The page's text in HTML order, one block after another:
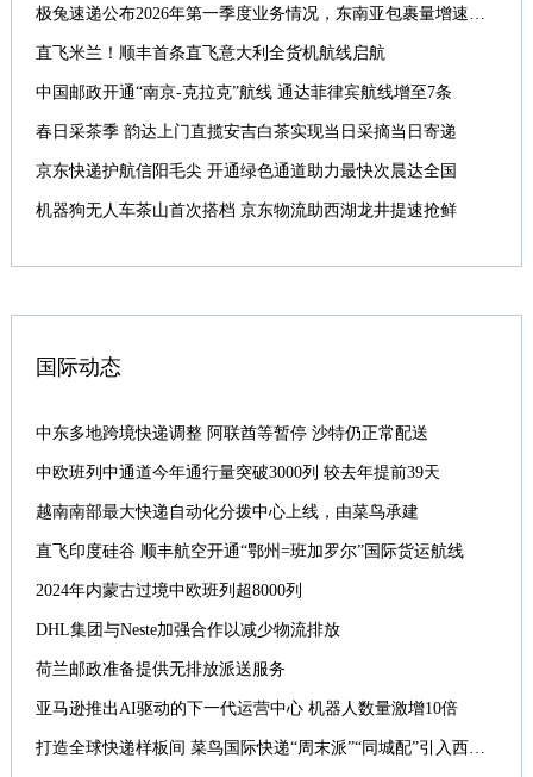
极兔速递公布2026年第一季度业务情况，东南亚包裹量增速近80%
直飞米兰！顺丰首条直飞意大利全货机航线启航
中国邮政开通“南京-克拉克”航线 通达菲律宾航线增至7条
春日采茶季 韵达上门直揽安吉白茶实现当日采摘当日寄递
京东快递护航信阳毛尖 开通绿色通道助力最快次晨达全国
机器狗无人车茶山首次搭档 京东物流助西湖龙井提速抢鲜
国际动态
中东多地跨境快递调整 阿联酋等暂停 沙特仍正常配送
中欧班列中通道今年通行量突破3000列 较去年提前39天
越南南部最大快递自动化分拨中心上线，由菜鸟承建
直飞印度硅谷 顺丰航空开通“鄂州=班加罗尔”国际货运航线
2024年内蒙古过境中欧班列超8000列
DHL集团与Neste加强合作以减少物流排放
荷兰邮政准备提供无排放派送服务
亚马逊推出AI驱动的下一代运营中心 机器人数量激增10倍
打造全球快递样板间 菜鸟国际快递“周末派”“同城配”引入西班牙